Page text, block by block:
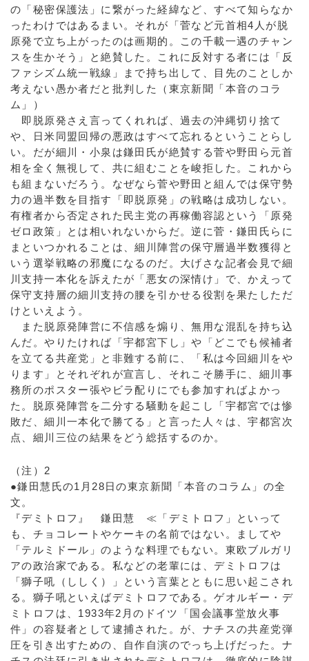
の「秘密保護法」に繋がった経緯など、すべて知らなか
ったわけではあるまい。それが「菅など元首相4人が脱
原発で立ち上がったのは画期的。この千載一遇のチャン
スを生かそう」と絶賛した。これに反対する者には「反
ファシズム統一戦線」まで持ち出して、目先のことしか
考えない愚か者だと批判した（東京新聞「本音のコラ
ム」）
即脱原発さえ言ってくれれば、過去の沖縄切り捨て
や、日米同盟回帰の悪政はすべて忘れるということらし
い。だが細川・小泉は鎌田氏が絶賛する菅や野田ら元首
相を全く無視して、共に組むことを峻拒した。これから
も組まないだろう。なぜなら菅や野田と組んでは保守勢
力の過半数を目指す「即脱原発」の戦略は成功しない。
有権者から否定された民主党の再稼働容認という「原発
ゼロ政策」とは相いれないからだ。逆に菅・鎌田氏らに
まといつかれることは、細川陣営の保守層過半数獲得と
いう選挙戦略の邪魔になるのだ。大げさな記者会見で細
川支持一本化を訴えたが「悪女の深情け」で、かえって
保守支持層の細川支持の腰を引かせる役割を果たしただ
けといえよう。
また脱原発陣営に不信感を煽り、無用な混乱を持ち込
んだ。やりたければ「宇都宮下し」や「どこでも候補者
を立てる共産党」と非難する前に、「私は今回細川をや
ります」とそれぞれが宣言し、それこそ勝手に、細川事
務所のポスター張やビラ配りにでも参加すればよかっ
た。脱原発陣営を二分する騒動を起こし「宇都宮では惨
敗だ、細川一本化で勝てる」と言った人々は、宇都宮次
点、細川三位の結果をどう総括するのか。
（注）2
●鎌田慧氏の1月28日の東京新聞「本音のコラム」の全
文。
『デミトロフ』 鎌田慧 ≪「デミトロフ」といって
も、チョコレートやケーキの名前ではない。ましてや
「テルミドール」のような料理でもない。東欧ブルガリ
アの政治家である。私などの老輩には、デミトロフは
「獅子吼（ししく）」という言葉とともに思い起こされ
る。獅子吼といえばデミトロフである。ゲオルギー・デ
ミトロフは、1933年2月のドイツ「国会議事堂放火事
件」の容疑者として逮捕された。が、ナチスの共産党弾
圧を引き出すための、自作自演のでっち上げだった。ナ